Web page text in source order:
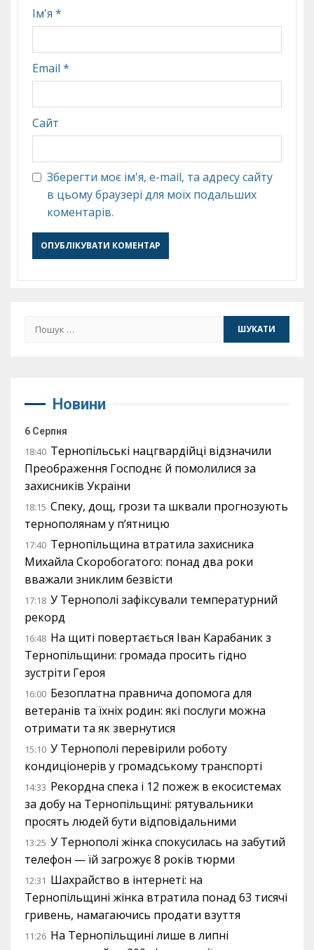
Ім'я *
Email *
Сайт
Зберегти моє ім'я, e-mail, та адресу сайту
в цьому браузері для моїх подальших
коментарів.
Пошук:
Новини
6 Серпня
18:40 Тернопільські нацгвардійці відзначили
Преображення Господнє й помолилися за
захисників України
18:15 Спеку, дощ, грози та шквали прогнозують
тернополянам у п’ятницю
17:40 Тернопільщина втратила захисника
Михайла Скоробогатого: понад два роки
вважали зниклим безвісти
17:18 У Тернополі зафіксували температурний
рекорд
16:48 На щиті повертається Іван Карабаник з
Тернопільщини: громада просить гідно
зустріти Героя
16:00 Безоплатна правнича допомога для
ветеранів та їхніх родин: які послуги можна
отримати та як звернутися
15:10 У Тернополі перевірили роботу
кондиціонерів у громадському транспорті
14:33 Рекордна спека і 12 пожеж в екосистемах
за добу на Тернопільщині: рятувальники
просять людей бути відповідальними
13:25 У Тернополі жінка спокусилась на забутий
телефон — їй загрожує 8 років тюрми
12:31 Шахрайство в інтернеті: на
Тернопільщині жінка втратила понад 63 тисячі
гривень, намагаючись продати взуття
11:26 На Тернопільщині лише в липні